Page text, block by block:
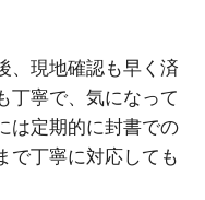
、現地確認も早く済
丁寧で、気になって
は定期的に封書での
で丁寧に対応しても